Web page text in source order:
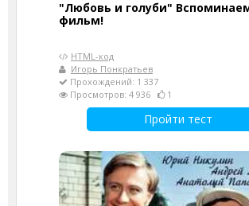
"Любовь и голуби"
фильм!
HTML-код
Игорь Понкратьев
Прохождений: 1 337
Просмотров: 4 936
1
Пройти тест